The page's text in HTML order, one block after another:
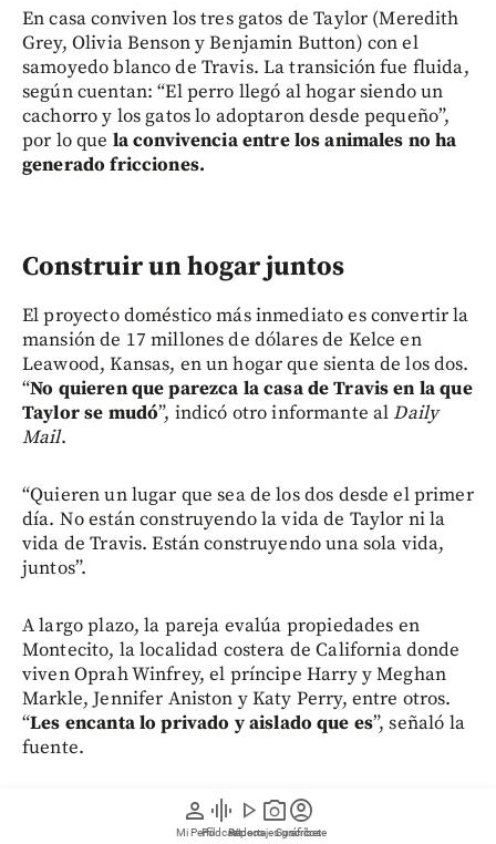
person
Mi Perfil
graphic_eq
Pódcast
play_arrow
Videos
photo_camera
Reportajes gráficos
account_circle
Suscríbete
En casa conviven los tres gatos de Taylor (Meredith
Grey, Olivia Benson y Benjamin Button) con el
samoyedo blanco de Travis. La transición fue fluida,
según cuentan: “El perro llegó al hogar siendo un
cachorro y los gatos lo adoptaron desde pequeño”,
por lo que la convivencia entre los animales no ha
generado fricciones.
Construir un hogar juntos
El proyecto doméstico más inmediato es convertir la
mansión de 17 millones de dólares de Kelce en
Leawood, Kansas, en un hogar que sienta de los dos.
“No quieren que parezca la casa de Travis en la que
Taylor se mudó”, indicó otro informante alDaily
Mail.
“Quieren un lugar que sea de los dos desde el primer
día. No están construyendo la vida de Taylor ni la
vida de Travis. Están construyendo una sola vida,
juntos”.
A largo plazo, la pareja evalúa propiedades en
Montecito, la localidad costera de California donde
viven Oprah Winfrey, el príncipe Harry y Meghan
Markle, Jennifer Aniston y Katy Perry, entre otros.
“Les encanta lo privado y aislado que es”, señaló la
fuente.
Las propiedades en esa zona tienen un costo
promedio de 5,6 millones de dólares